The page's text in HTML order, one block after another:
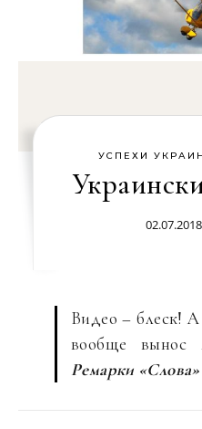
УСПЕХИ
02.07.2018
Видео – блеск!
вообще вынос
Ремарки «Слова»